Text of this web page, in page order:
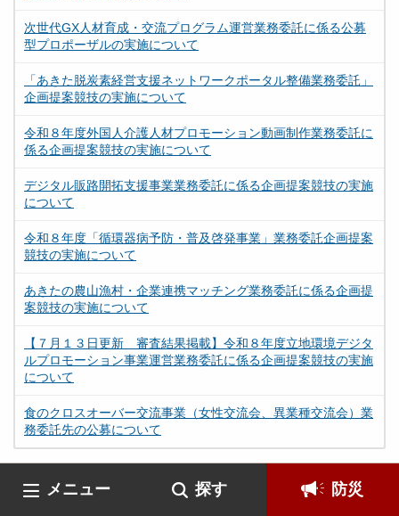
メニュー 探す 防災
次世代GX人材育成・交流プログラム運営業務委託に係る公募
型プロポーザルの実施について
「あきた脱炭素経営支援ネットワークポータル整備業務委託」
企画提案競技の実施について
令和８年度外国人介護人材プロモーション動画制作業務委託に
係る企画提案競技の実施について
デジタル販路開拓支援事業業務委託に係る企画提案競技の実施
について
令和８年度「循環器病予防・普及啓発事業」業務委託企画提案
競技の実施について
あきたの農山漁村・企業連携マッチング業務委託に係る企画提
案競技の実施について
【７月１３日更新 審査結果掲載】令和８年度立地環境デジタ
ルプロモーション事業運営業務委託に係る企画提案競技の実施
について
食のクロスオーバー交流事業（女性交流会、異業種交流会）業
務委託先の公募について